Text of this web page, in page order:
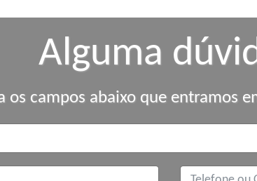
Alguma
os campos abaixo que entramos